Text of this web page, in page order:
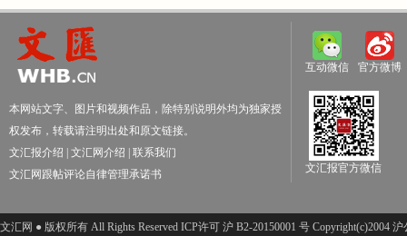
本网站文字、图片和视频作品，除特别说明外均为独家授
权发布，转载请注明出处和原文链接。
文汇报介绍
文汇网介绍
联系我们
文汇网跟帖评论自律管理承诺书
互动微信 官方微博
文汇报官方微信
文汇网 ● 版权所有 All Rights Reserved ICP许可 沪 B2-20150001 号 Copyright(c)2004